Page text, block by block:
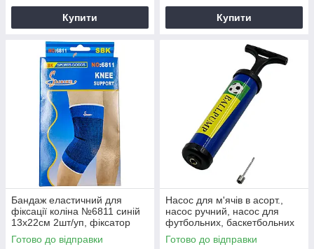
Купити Купити
Бандаж еластичний для
фіксації коліна №6811 синій
13х22см 2шт/уп, фіксатор
коліна еластичний
Готово до відправки
Насос для м'ячів в асорт.,
насос ручний, насос для
футбольних, баскетбольних
м'ячів
Готово до відправки